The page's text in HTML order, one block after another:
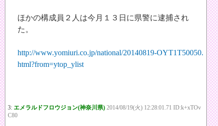
ほかの構成員２人は今月１３日に県警に逮捕され
た。
http://www.yomiuri.co.jp/national/20140819-OYT1T50050.
html?from=ytop_ylist
3: エメラルドフロウジョン(神奈川県) 2014/08/19(火) 12:28:01.71 ID:k+xTOv
C80